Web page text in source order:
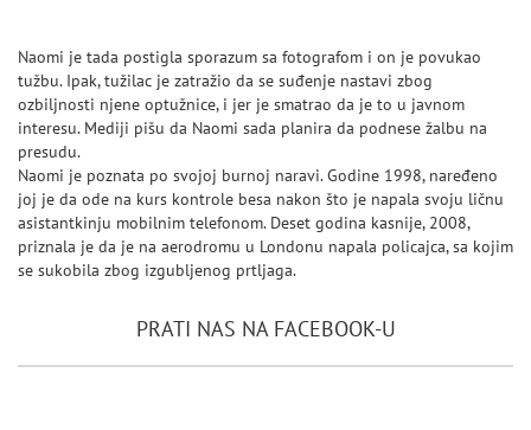
Naomi je tada postigla sporazum sa fotografom i on je povukao
tužbu. Ipak, tužilac je zatražio da se suđenje nastavi zbog
ozbiljnosti njene optužnice, i jer je smatrao da je to u javnom
interesu. Mediji pišu da Naomi sada planira da podnese žalbu na
presudu.
Naomi je poznata po svojoj burnoj naravi. Godine 1998, naređeno
joj je da ode na kurs kontrole besa nakon što je napala svoju ličnu
asistantkinju mobilnim telefonom. Deset godina kasnije, 2008,
priznala je da je na aerodromu u Londonu napala policajca, sa kojim
se sukobila zbog izgubljenog prtljaga.
PRATI NAS NA FACEBOOK-U